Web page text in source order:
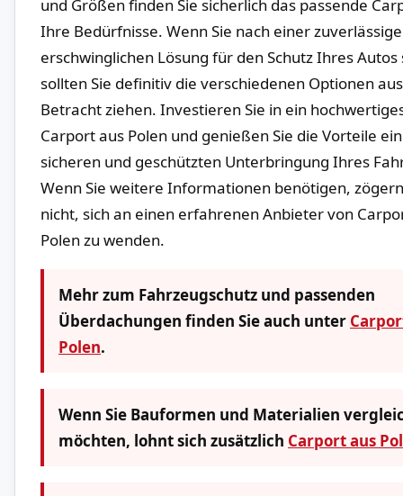
und Größen finden ⁣Sie sicherlich‌ das passende
Ihre Bedürfnisse. Wenn Sie ⁢nach einer
erschwinglichen Lösung für den Schutz Ihres Autos
sollten Sie definitiv die verschiedenen Optionen
Betracht ziehen.⁣ Investieren Sie in ein
Carport ‌aus Polen ⁤und genießen Sie die Vorteile
sicheren ⁤und geschützten Unterbringung Ihres
Wenn Sie ⁤weitere Informationen benötigen,
nicht, sich an einen erfahrenen‌ Anbieter von
⁣Polen zu wenden.
Mehr zum Fahrzeugschutz und passenden
Überdachungen finden Sie auch unter
Polen.
Wenn Sie Bauformen und Materialien
möchten, lohnt sich zusätzlich Carport aus